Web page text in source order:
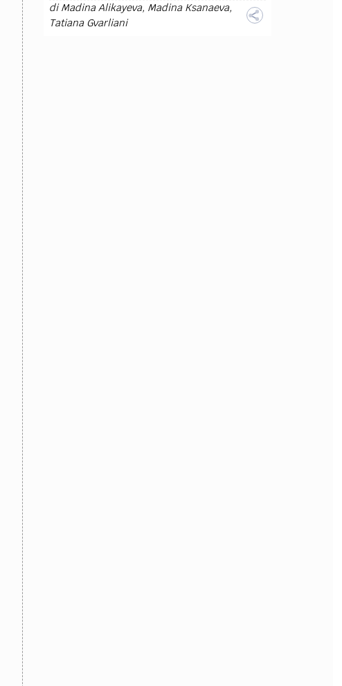
diMadina Alikayeva, Madina Ksanaeva,
Tatiana Gvarliani